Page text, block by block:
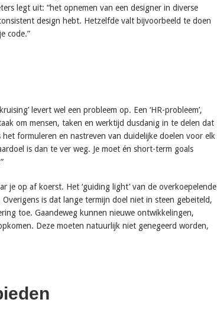
legt uit: “het opnemen van een designer in diverse
design hebt. Hetzelfde valt bijvoorbeeld te doen
code.”
levert wel een probleem op. Een ‘HR-probleem’,
om mensen, taken en werktijd dusdanig in te delen dat
formuleren en nastreven van duidelijke doelen voor elk
is dan te ver weg. Je moet én short-term goals
je op af koerst. Het ‘guiding light’ van de overkoepelende
is dat lange termijn doel niet in steen gebeiteld,
toe. Gaandeweg kunnen nieuwe ontwikkelingen,
Deze moeten natuurlijk niet genegeerd worden,